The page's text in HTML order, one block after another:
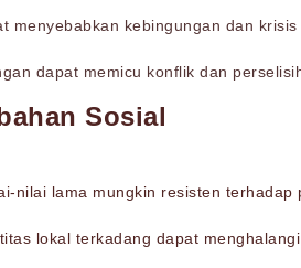
menyebabkan kebingungan dan
dapat memicu konflik dan
Sosial
nilai lama mungkin resisten
lokal terkadang dapat